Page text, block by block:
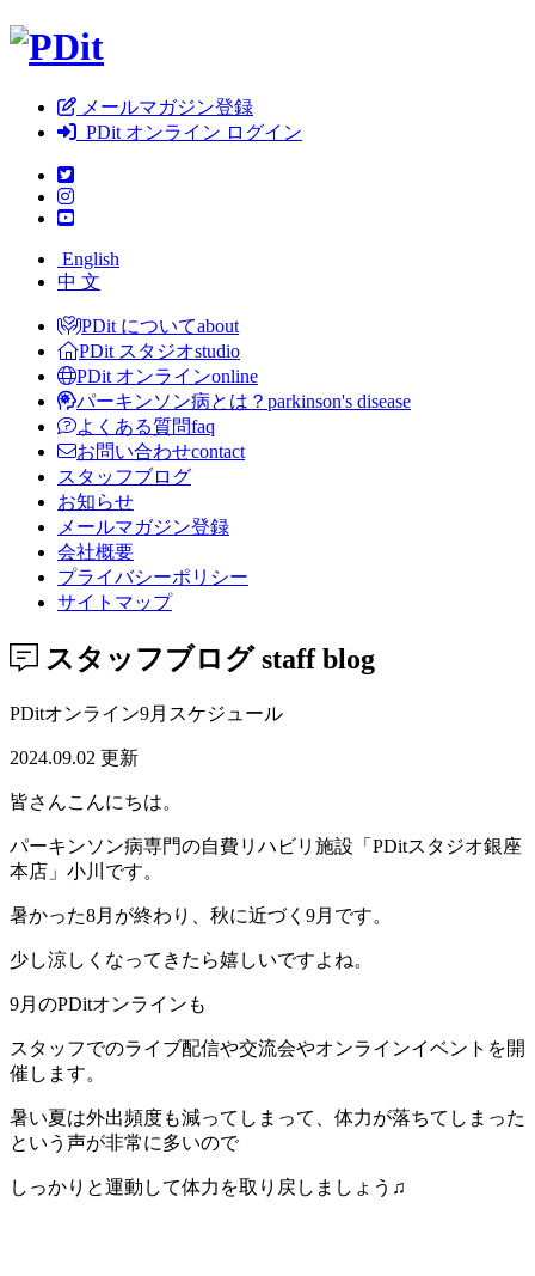
メールマガジン登録
PDit オンライン ログイン
English
中 文
PDit についてabout
PDit スタジオstudio
PDit オンラインonline
パーキンソン病とは？ parkinson's disease
よくある質問faq
お問い合わせcontact
スタッフブログ
お知らせ
メールマガジン登録
会社概要
プライバシーポリシー
サイトマップ
スタッフブログ staff blog
PDitオンライン9月スケジュール
2024.09.02 更新
皆さんこんにちは。
パーキンソン病専門の自費リハビリ施設「PDitスタジオ銀座
本店」小川です。
暑かった8月が終わり、秋に近づく9月です。
少し涼しくなってきたら嬉しいですよね。
9月のPDitオンラインも
スタッフでのライブ配信や交流会やオンラインイベントを開
催します。
暑い夏は外出頻度も減ってしまって、体力が落ちてしまった
という声が非常に多いので
しっかりと運動して体力を取り戻しましょう♫